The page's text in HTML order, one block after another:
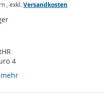
, exkl.Versandkosten
4